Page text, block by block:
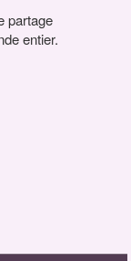
partage
entier.